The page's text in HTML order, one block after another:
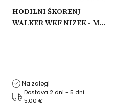
HODILNI ŠKORENJ
WALKER WKF NIZEK - M
Na zalogi
Dostava 2 dni - 5 dni
5,00 €